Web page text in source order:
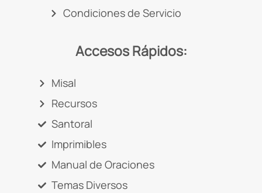
Condiciones de Servicio
Accesos Rápidos:
Misal
Recursos
Santoral
Imprimibles
Manual de Oraciones
Temas Diversos